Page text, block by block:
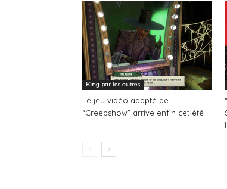
King par les autres
Le jeu vidéo adapté de
“Creepshow” arrive enfin cet été